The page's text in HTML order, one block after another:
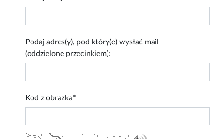
Podaj adres(y), pod który(e) wysłać mail
(oddzielone przecinkiem):
Kod z obrazka*: